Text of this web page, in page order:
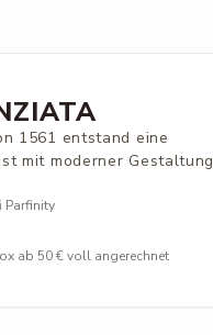
1561 entstand eine
mit moderner Gestaltung
Parfinity
ab 50 € voll angerechnet